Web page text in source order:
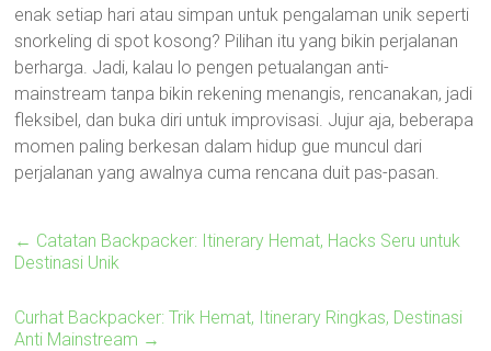
enak setiap hari atau simpan untuk pengalaman unik seperti
snorkeling di spot kosong? Pilihan itu yang bikin perjalanan
berharga. Jadi, kalau lo pengen petualangan anti-
mainstream tanpa bikin rekening menangis, rencanakan, jadi
fleksibel, dan buka diri untuk improvisasi. Jujur aja, beberapa
momen paling berkesan dalam hidup gue muncul dari
perjalanan yang awalnya cuma rencana duit pas-pasan.
← Catatan Backpacker: Itinerary Hemat, Hacks Seru untuk
Destinasi Unik
Curhat Backpacker: Trik Hemat, Itinerary Ringkas, Destinasi
Anti Mainstream →